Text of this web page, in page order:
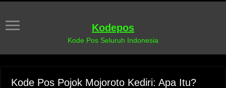
Kodepos
Kode Pos Seluruh Indonesia
Kode Pos Pojok Mojoroto Kediri: Apa Itu?